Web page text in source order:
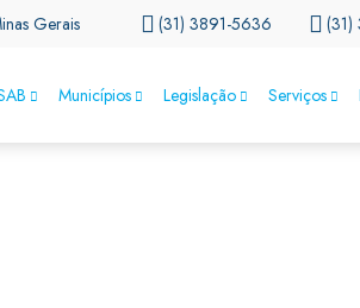
Gerais (31) 3891-5636
Municípios Legislação Serviços